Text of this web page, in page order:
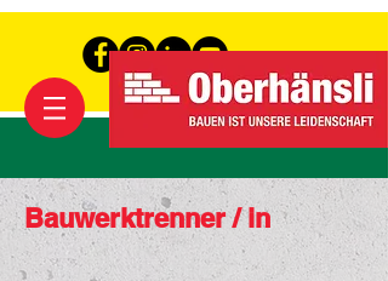
Bauwerktrenner / in